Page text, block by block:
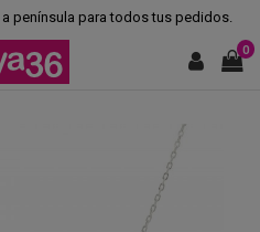
península para todos tus pedidos.
0